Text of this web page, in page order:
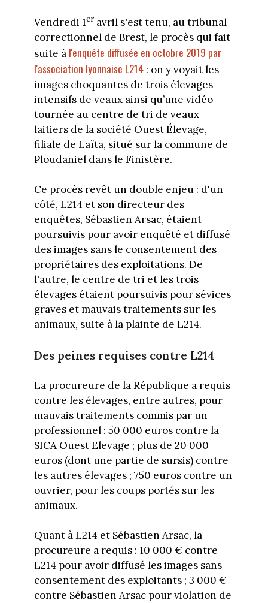
Vendredi 1eravril s'est tenu, au tribunal
correctionnel de Brest, le procès qui fait
suite à l'enquête diffusée en octobre 2019 par
l'association lyonnaise L214: on y voyait les
images choquantes de trois élevages
intensifs de veaux ainsi qu’une vidéo
tournée au centre de tri de veaux
laitiers de la société Ouest Élevage,
filiale de Laïta, situé sur la commune de
Ploudaniel dans le Finistère.
Ce procès revêt un double enjeu : d'un
côté, L214 et son directeur des
enquêtes, Sébastien Arsac, étaient
poursuivis pour avoir enquêté et diffusé
des images sans le consentement des
propriétaires des exploitations. De
l'autre, le centre de tri et les trois
élevages étaient poursuivis pour sévices
graves et mauvais traitements sur les
animaux, suite à la plainte de L214.
Des peines requises contre L214
La procureure de la République a requis
contre les élevages, entre autres, pour
mauvais traitements commis par un
professionnel : 50 000 euros contre la
SICA Ouest Elevage ; plus de 20 000
euros (dont une partie de sursis) contre
les autres élevages ; 750 euros contre un
ouvrier, pour les coups portés sur les
animaux.
Quant à L214 et Sébastien Arsac, la
procureure a requis : 10 000 € contre
L214 pour avoir diffusé les images sans
consentement des exploitants ; 3 000 €
contre Sébastien Arsac pour violation de